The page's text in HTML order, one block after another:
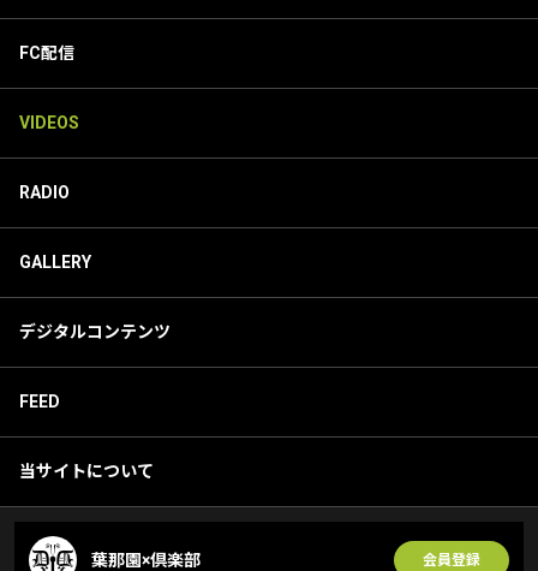
FC配信
VIDEOS
RADIO
GALLERY
デジタルコンテンツ
FEED
当サイトについて
葉那園×倶楽部 会員登録